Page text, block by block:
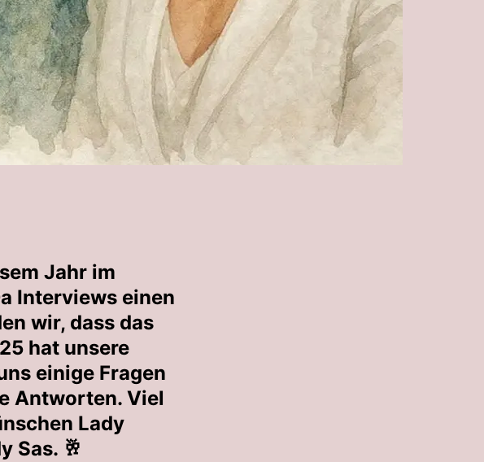
Jahr im
Interviews einen
wir, dass das
hat unsere
einige Fragen
Antworten. Viel
Lady
Sas. 🥂